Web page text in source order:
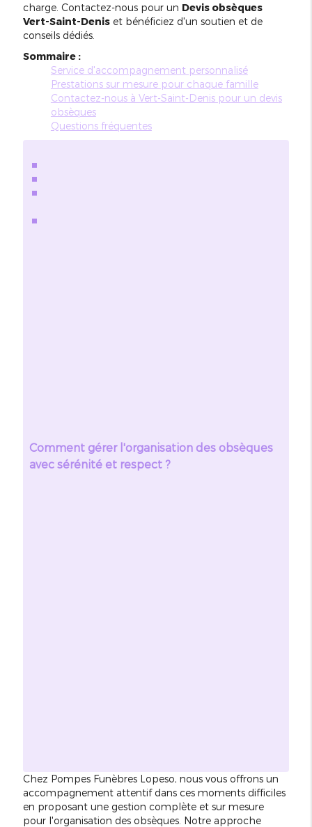
charge. Contactez-nous pour un Devis obsèques
Vert-Saint-Deniset bénéficiez d'un soutien et de
conseils dédiés.
Sommaire :
Service d'accompagnement personnalisé
Prestations sur mesure pour chaque famille
Contactez-nous à Vert-Saint-Denis pour un devis
obsèques
Questions fréquentes
Comment gérer l'organisation des obsèques
avec sérénité et respect ?
Chez Pompes Funèbres Lopeso, nous vous offrons un
accompagnement attentif dans ces moments difficiles
en proposant une gestion complète et sur mesure
pour l'organisation des obsèques. Notre approche